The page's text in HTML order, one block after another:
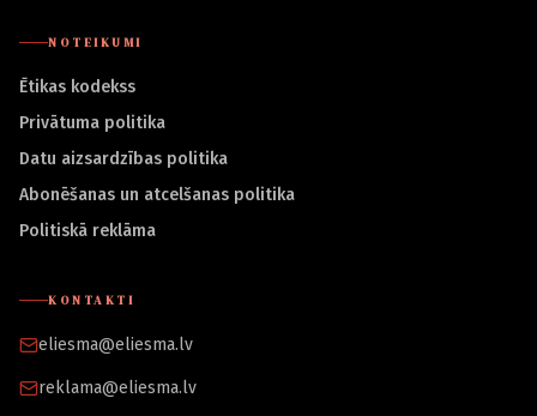
NOTEIKUMI
Ētikas kodekss
Privātuma politika
Datu aizsardzības politika
Abonēšanas un atcelšanas politika
Politiskā reklāma
KONTAKTI
eliesma@eliesma.lv
reklama@eliesma.lv